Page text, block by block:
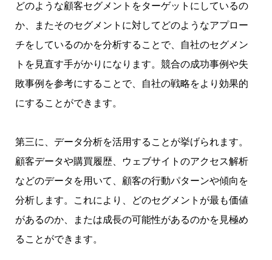
どのような顧客セグメントをターゲットにしているの
か、またそのセグメントに対してどのようなアプロー
チをしているのかを分析することで、自社のセグメン
トを見直す手がかりになります。競合の成功事例や失
敗事例を参考にすることで、自社の戦略をより効果的
にすることができます。
第三に、データ分析を活用することが挙げられます。
顧客データや購買履歴、ウェブサイトのアクセス解析
などのデータを用いて、顧客の行動パターンや傾向を
分析します。これにより、どのセグメントが最も価値
があるのか、または成長の可能性があるのかを見極め
ることができます。